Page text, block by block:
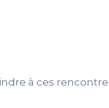
à ces